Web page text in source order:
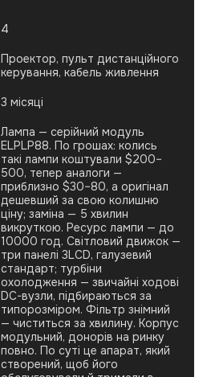
4
Проектор, пульт дистанційного
керування, кабель живлення
3 місяці
Лампа — серійний модуль
ELPLP88. По грошах: колись
такі лампи коштували $200–
500, тепер аналоги —
приблизно $30–80, а оригінал
дешевший за свою колишню
ціну; заміна — 5 хвилин
викруткою. Ресурс лампи — до
10000 год. Світловий движок —
три панелі 3LCD, галузевий
стандарт; турбіни
охолодження — звичайні ходові
DC-вузли, підбираються за
типорозміром. Фільтр знімний
— чиститься за хвилину. Корпус
модульний, донорів на ринку
повно. По суті це апарат, який
створений, щоб його